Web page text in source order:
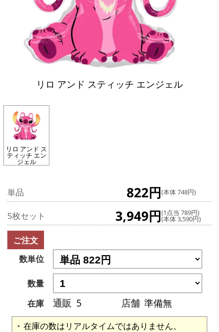
リロ アンド スティッチ エンジェル
リロ アンド ス
ティッチ エン
ジェル
単品 822円(本体 748円)
5枚セット 3,949円(1点当 789円)
(本体 3,590円)
ご注文
数単位
数量
在庫
通販 5 店舗 準備無
在庫の数はリアルタイムではありません。